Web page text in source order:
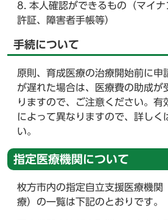
本人確認ができるもの（マイ
許証、障害者手帳等）
手続について
原則、育成医療の治療開始前に申
が遅れた場合は、医療費の助成が
りますので、ご注意ください。有
によって異なりますので、詳しく
い。
指定医療機関について
枚方市内の指定自立支援医療機関
療）の一覧は下記のとおりです。